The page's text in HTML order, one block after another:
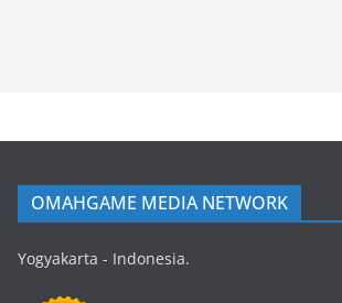
OMAHGAME MEDIA NETWORK
Yogyakarta - Indonesia.